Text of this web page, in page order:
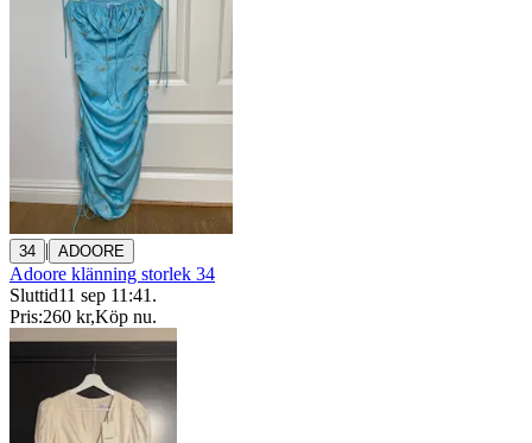
34 | ADOORE
Adoore klänning storlek 34
Sluttid11 sep 11:41 .
Pris:260 kr,Köp nu.